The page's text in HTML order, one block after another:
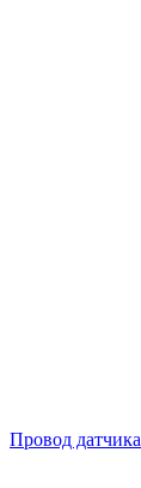
Провод